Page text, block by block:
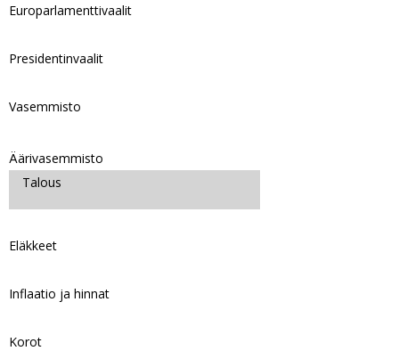
Europarlamenttivaalit
Presidentinvaalit
Vasemmisto
Äärivasemmisto
Talous
Eläkkeet
Inflaatio ja hinnat
Korot